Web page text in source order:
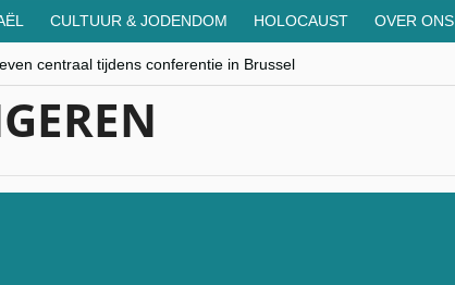
CULTUUR & JODENDOM HOLOCAUST OVER ONS
centraal tijdens conferentie in Brussel
minderheden begrijpt”, Jinnih Beels (Vooruit)
van Oost-Europa
met Mishpacha voor kosher travel en simchas wereldwijd